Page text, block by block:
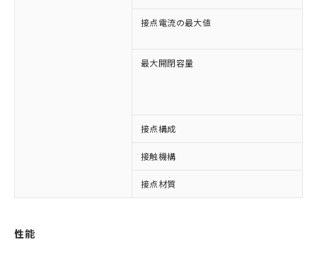
接点電流の最大値
最大開閉容量
接点構成
接触機構
接点材質
性能